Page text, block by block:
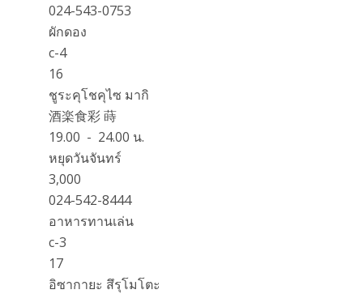
024-543-0753
ผักดอง
c-4
16
ชูระคุโชคุไซ มากิ
酒楽食彩 蒔
19.00 - 24.00 น.
หยุดวันจันทร์
3,000
024-542-8444
อาหารทานเล่น
c-3
17
อิซากายะ สึรุโมโตะ